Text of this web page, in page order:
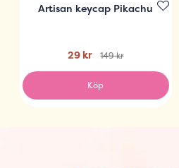
Artisan keycap Pikachu
29 kr 149 kr
Köp